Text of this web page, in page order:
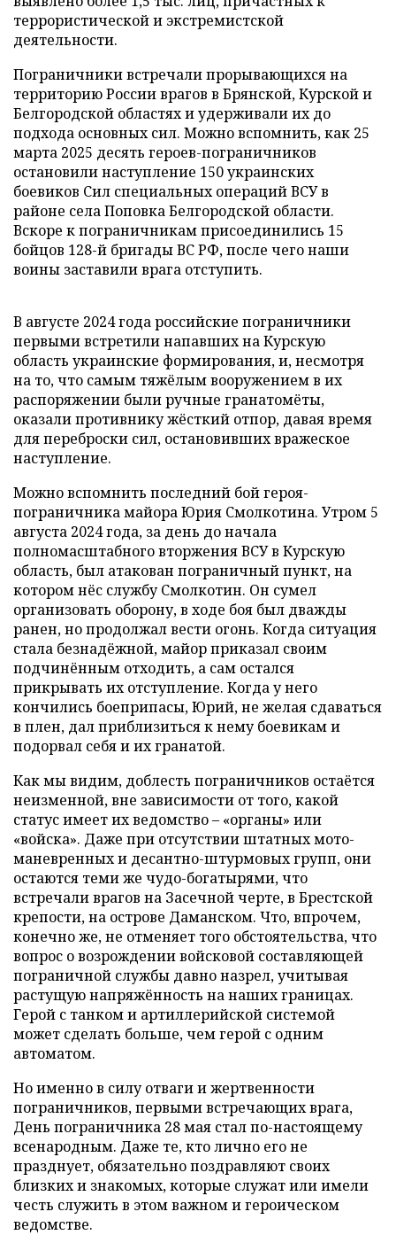
террористической и экстремистской
деятельности.
Пограничники встречали прорывающихся на
территорию России врагов в Брянской, Курской и
Белгородской областях и удерживали их до
подхода основных сил. Можно вспомнить, как 25
марта 2025 десять героев-пограничников
остановили наступление 150 украинских
боевиков Сил специальных операций ВСУ в
районе села Поповка Белгородской области.
Вскоре к пограничникам присоединились 15
бойцов 128-й бригады ВС РФ, после чего наши
воины заставили врага отступить.
В августе 2024 года российские пограничники
первыми встретили напавших на Курскую
область украинские формирования, и, несмотря
на то, что самым тяжёлым вооружением в их
распоряжении были ручные гранатомёты,
оказали противнику жёсткий отпор, давая время
для переброски сил, остановивших вражеское
наступление.
Можно вспомнить последний бой героя-
пограничника майора Юрия Смолкотина. Утром 5
августа 2024 года, за день до начала
полномасштабного вторжения ВСУ в Курскую
область, был атакован пограничный пункт, на
котором нёс службу Смолкотин. Он сумел
организовать оборону, в ходе боя был дважды
ранен, но продолжал вести огонь. Когда ситуация
стала безнадёжной, майор приказал своим
подчинённым отходить, а сам остался
прикрывать их отступление. Когда у него
кончились боеприпасы, Юрий, не желая сдаваться
в плен, дал приблизиться к нему боевикам и
подорвал себя и их гранатой.
Как мы видим, доблесть пограничников остаётся
неизменной, вне зависимости от того, какой
статус имеет их ведомство – «органы» или
«войска». Даже при отсутствии штатных мото-
маневренных и десантно-штурмовых групп, они
остаются теми же чудо-богатырями, что
встречали врагов на Засечной черте, в Брестской
крепости, на острове Даманском. Что, впрочем,
конечно же, не отменяет того обстоятельства, что
вопрос о возрождении войсковой составляющей
пограничной службы давно назрел, учитывая
растущую напряжённость на наших границах.
Герой с танком и артиллерийской системой
может сделать больше, чем герой с одним
автоматом.
Но именно в силу отваги и жертвенности
пограничников, первыми встречающих врага,
День пограничника 28 мая стал по-настоящему
всенародным. Даже те, кто лично его не
празднует, обязательно поздравляют своих
близких и знакомых, которые служат или имели
честь служить в этом важном и героическом
ведомстве.